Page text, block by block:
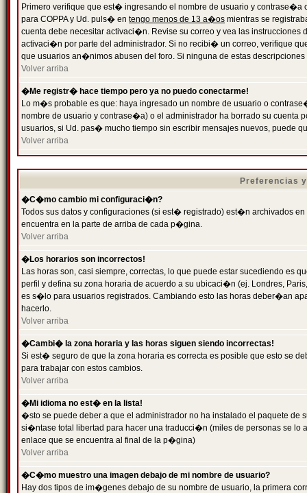
Primero verifique que est� ingresando el nombre de usuario y
para COPPA y Ud. puls� en tengo menos de 13 a�os mientras se
cuenta debe necesitar activaci�n. Revise su correo y vea las
activaci�n por parte del administrador. Si no recibi� un correo, verifique
que usuarios an�nimos abusen del foro. Si ninguna de estas
Volver arriba
�Me registr� hace tiempo pero ya no puedo conectarme!
Lo m�s probable es que: haya ingresado un nombre de usuario o
nombre de usuario y contrase�a) o el administrador ha borrado su
usuarios, si Ud. pas� mucho tiempo sin escribir mensajes nuevos, puede
Volver arriba
Preferencias
�C�mo cambio mi configuraci�n?
Todos sus datos y configuraciones (si est� registrado) est�n archivados
encuentra en la parte de arriba de cada p�gina.
Volver arriba
�Los horarios son incorrectos!
Las horas son, casi siempre, correctas, lo que puede estar sucediendo es
perfil y defina su zona horaria de acuerdo a su ubicaci�n (ej. Londres,
es s�lo para usuarios registrados. Cambiando esto las horas deber�an
hacerlo.
Volver arriba
�Cambi� la zona horaria y las horas siguen siendo incorrectas!
Si est� seguro de que la zona horaria es correcta es posible que esto se
para trabajar con estos cambios.
Volver arriba
�Mi idioma no est� en la lista!
�sto se puede deber a que el administrador no ha instalado el paquete
si�ntase total libertad para hacer una traducci�n (miles de personas se
enlace que se encuentra al final de la p�gina)
Volver arriba
�C�mo muestro una imagen debajo de mi nombre de usuario?
Hay dos tipos de im�genes debajo de su nombre de usuario, la primera